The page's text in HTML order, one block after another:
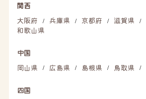
関西
大阪府
/ 兵庫県 / 京都府 / 滋賀県 /
和歌山県
中国
岡山県
/ 広島県 / 島根県 / 鳥取県 /
四国